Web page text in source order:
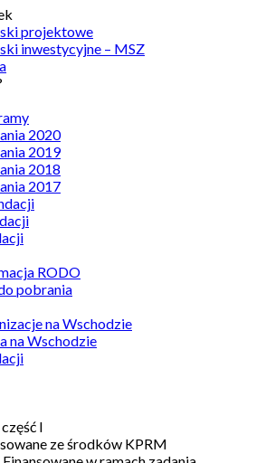
projektowe
inwestycyjne – MSZ
2020
2019
2018
2017
RODO
pobrania
na Wschodzie
na Wschodzie
I
ze środków KPRM